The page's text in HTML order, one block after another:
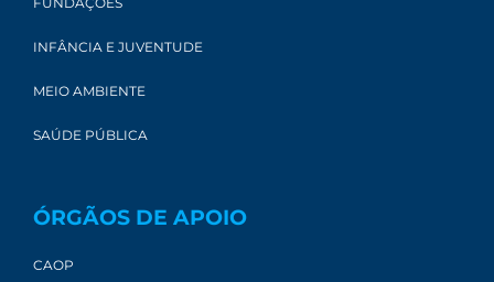
INFÂNCIA E JUVENTUDE
MEIO AMBIENTE
SAÚDE PÚBLICA
ÓRGÃOS DE APOIO
CAOP